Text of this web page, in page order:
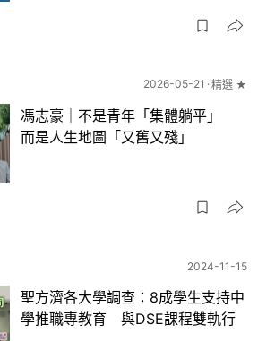
2026-05-21 精選 ★
馮志豪｜不是青年「集體躺平」
而是人生地圖「又舊又殘」
2024-11-15
聖方濟各大學調查：8成學生支持中
學推職專教育 與DSE課程雙軌行